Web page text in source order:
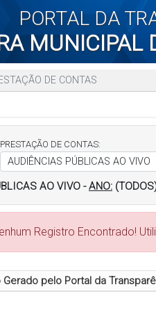
PORTAL DA
MUNICIPAL
DE CONTAS
PRESTAÇÃO DE CONTAS:
AO VIVO -ANO:
Registro Encontrado!
pelo Portal da